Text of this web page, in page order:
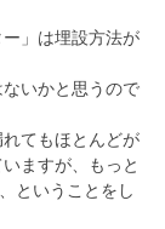
」は埋設方法が
いかと思うので
てもほとんどが
ますが、もっと
ということをし